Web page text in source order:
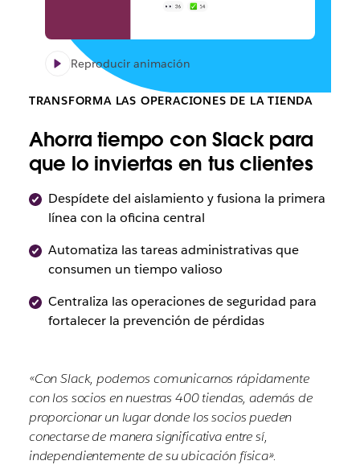
Reproducir animación
TRANSFORMA LAS OPERACIONES DE LA TIENDA
Ahorra tiempo con Slack para
que lo inviertas en tus clientes
Despídete del aislamiento y fusiona la primera
línea con la oficina central
Automatiza las tareas administrativas que
consumen un tiempo valioso
Centraliza las operaciones de seguridad para
fortalecer la prevención de pérdidas
«Con Slack, podemos comunicarnos rápidamente
con los socios en nuestras 400 tiendas, además de
proporcionar un lugar donde los socios pueden
conectarse de manera significativa entre sí,
independientemente de su ubicación física».